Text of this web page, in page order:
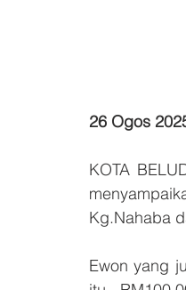
26 Ogos
KOTA
Kg.Nahaba
Ewon yang